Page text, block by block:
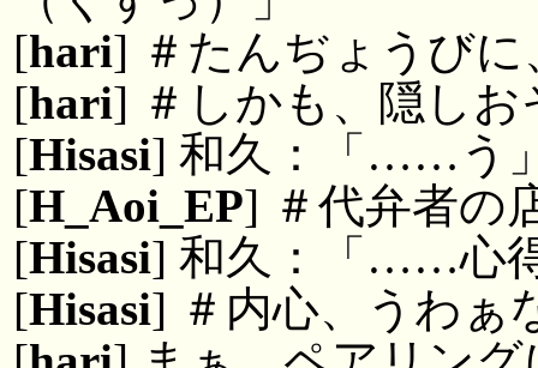
[hari] ＃たんぢょうび
[hari] ＃しかも、隠しお
[Hisasi] 和久：「……う
[H_Aoi_EP] ＃代弁者の
[Hisasi] 和久：「……心
[Hisasi] ＃内心、うわぁ